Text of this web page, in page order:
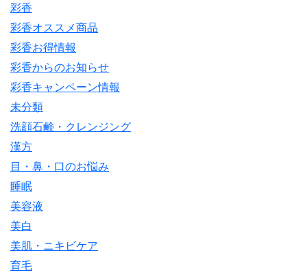
彩香
彩香オススメ商品
彩香お得情報
彩香からのお知らせ
彩香キャンペーン情報
未分類
洗顔石鹸・クレンジング
漢方
目・鼻・口のお悩み
睡眠
美容液
美白
美肌・ニキビケア
育毛